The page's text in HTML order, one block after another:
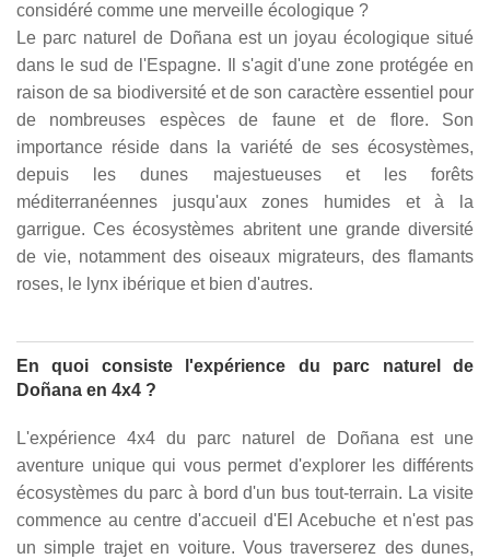
considéré comme une merveille écologique ?
Le parc naturel de Doñana est un joyau écologique situé
dans le sud de l'Espagne. Il s'agit d'une zone protégée en
raison de sa biodiversité et de son caractère essentiel pour
de nombreuses espèces de faune et de flore. Son
importance réside dans la variété de ses écosystèmes,
depuis les dunes majestueuses et les forêts
méditerranéennes jusqu'aux zones humides et à la
garrigue. Ces écosystèmes abritent une grande diversité
de vie, notamment des oiseaux migrateurs, des flamants
roses, le lynx ibérique et bien d'autres.
En quoi consiste l'expérience du parc naturel de
Doñana en 4x4 ?
L'expérience 4x4 du parc naturel de Doñana est une
aventure unique qui vous permet d'explorer les différents
écosystèmes du parc à bord d'un bus tout-terrain. La visite
commence au centre d'accueil d'El Acebuche et n'est pas
un simple trajet en voiture. Vous traverserez des dunes,